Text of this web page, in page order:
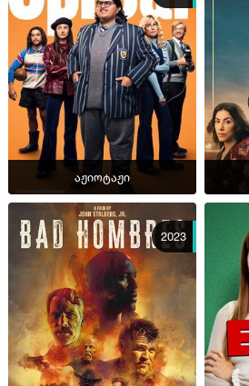
აჟიოტაჟი
2023